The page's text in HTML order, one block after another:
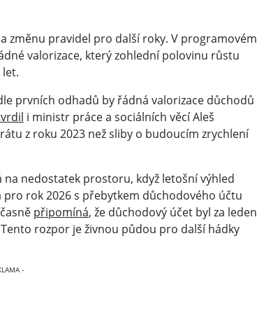
změnu pravidel pro další roky. V programovém
valorizace, který zohlední polovinu růstu
let.
prvních odhadů by řádná valorizace důchodů
i ministr práce a sociálních věcí Aleš
z roku 2023 než sliby o budoucím zrychlení
nedostatek prostoru, když letošní výhled
rok 2026 s přebytkem důchodového účtu
připomíná, že důchodový účet byl za leden
rozpor je živnou půdou pro další hádky